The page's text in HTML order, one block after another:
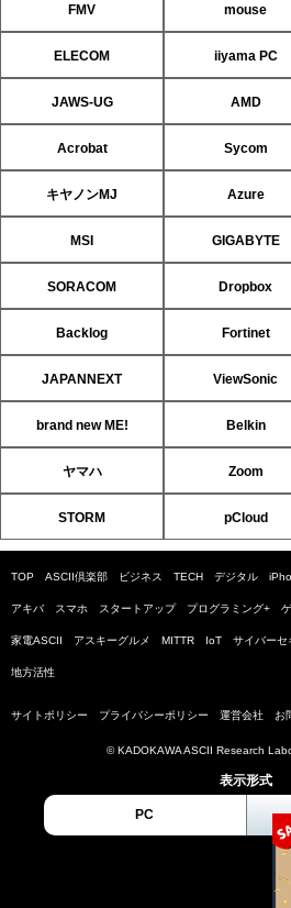
FMV mouse
ELECOM iiyama PC
JAWS-UG AMD
Acrobat Sycom
キヤノンMJ Azure
MSI GIGABYTE
SORACOM Dropbox
Backlog Fortinet
JAPANNEXT ViewSonic
brand new ME! Belkin
ヤマハ Zoom
STORM pCloud
TOP ASCII倶楽部 ビジネス TECH デジタル
アキバ スマホ スタートアップ プログラミング+
家電ASCII アスキーグルメ MITTR IoT サイバーセ
地方活性
サイトポリシー プライバシーポリシー 運営会社 お
© KADOKAWA ASCII Research
表示形式
PC